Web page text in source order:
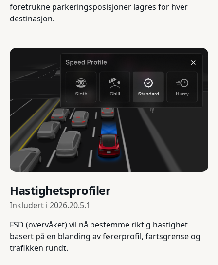
foretrukne parkeringsposisjoner lagres for hver
destinasjon.
Hastighetsprofiler
Inkludert i 2026.20.5.1
FSD (overvåket) vil nå bestemme riktig hastighet
basert på en blanding av førerprofil, fartsgrense og
trafikken rundt.